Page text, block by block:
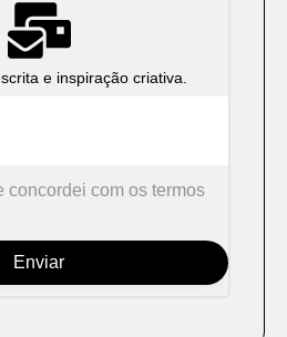
e inspiração criativa.
concordei com os termos
Enviar